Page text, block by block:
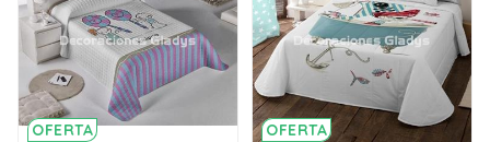
OFERTA
OFERTA